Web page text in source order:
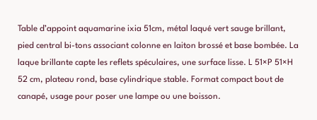
Table d’appoint aquamarine ixia 51cm, métal laqué vert sauge brillant,
pied central bi-tons associant colonne en laiton brossé et base bombée. La
laque brillante capte les reflets spéculaires, une surface lisse. L 51×P 51×H
52 cm, plateau rond, base cylindrique stable. Format compact bout de
canapé, usage pour poser une lampe ou une boisson.